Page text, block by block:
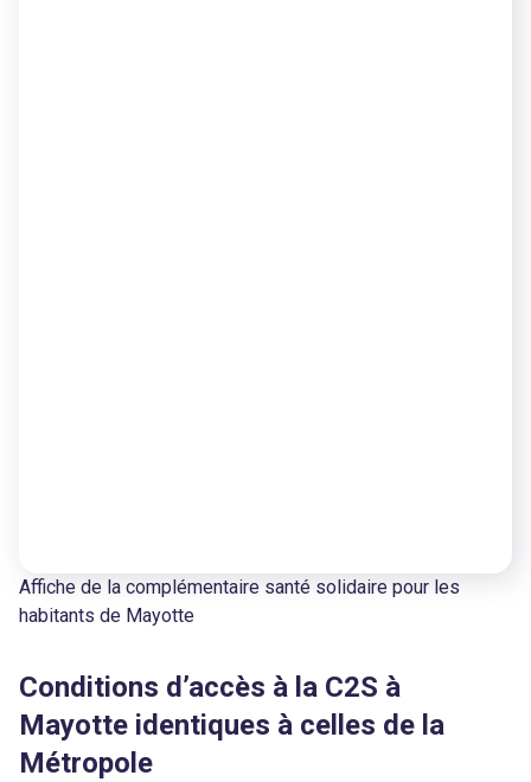
Affiche de la complémentaire santé solidaire pour les
habitants de Mayotte
Conditions d’accès à la C2S à
Mayotte identiques à celles de la
Métropole